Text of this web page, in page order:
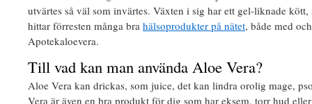
utvärtes så väl som invärtes. Växten i sig har ett gel-liknade
hittar förresten många bra hälsoprodukter på nätet, både med
Apotekaloevera.
Till vad kan man använda Aloe Vera?
Aloe Vera kan drickas, som juice, det kan lindra orolig mage,
Vera är även en bra produkt för dig som har eksem, torr hud